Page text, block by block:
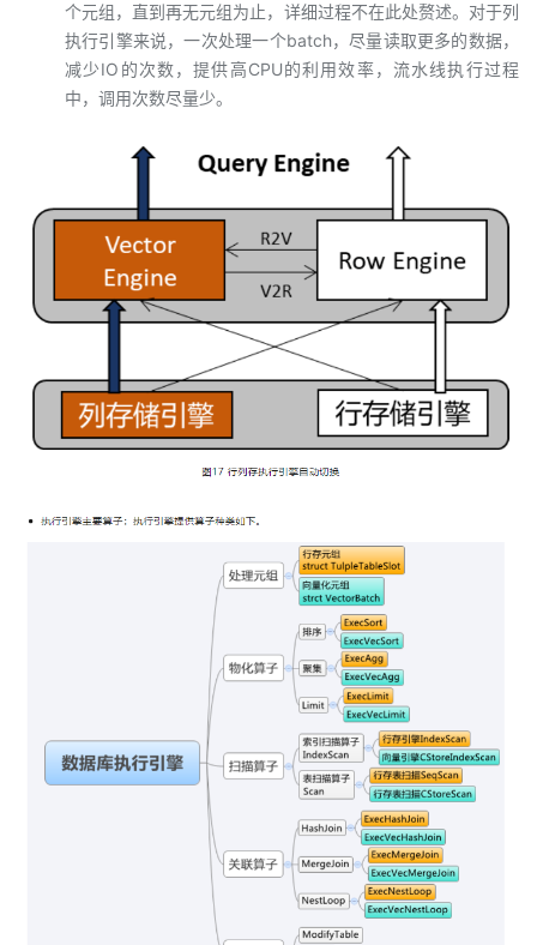
个元组，直到再无元组为止，详细过程不在此处赘述。对于列
执行引擎来说，一次处理一个batch，尽量读取更多的数据，
减少IO的次数，提供高CPU的利用效率，流水线执行过程
中，调用次数尽量少。